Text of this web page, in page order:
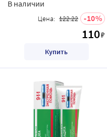
В наличии
Цена: 122.22 10
110₽
Купить